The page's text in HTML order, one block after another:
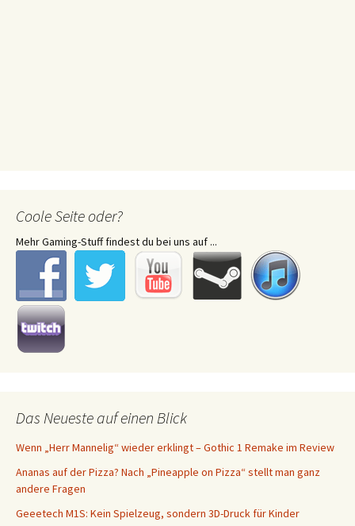
Coole Seite oder?
Mehr Gaming-Stuff findest du bei uns auf ...
Das Neueste auf einen Blick
Wenn „Herr Mannelig“ wieder erklingt – Gothic 1 Remake im Review
Ananas auf der Pizza? Nach „Pineapple on Pizza“ stellt man ganz
andere Fragen
Geeetech M1S: Kein Spielzeug, sondern 3D-Druck für Kinder